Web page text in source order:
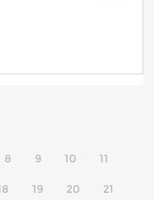
8 9 10 11
19 20 21